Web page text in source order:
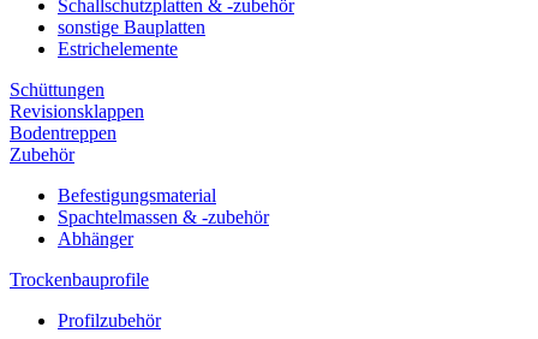
Schallschutzplatten & -zubehör
sonstige Bauplatten
Estrichelemente
Schüttungen
Revisionsklappen
Bodentreppen
Zubehör
Befestigungsmaterial
Spachtelmassen & -zubehör
Abhänger
Trockenbauprofile
Profilzubehör